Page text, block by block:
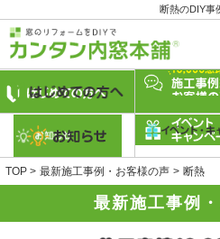
断熱のDIY事
最新施工事例
TOP 最新施工事例・お客様の声 断熱